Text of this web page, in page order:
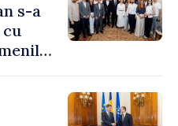
s-a